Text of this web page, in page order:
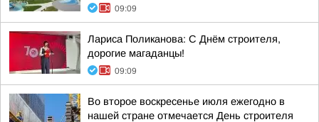
09:09
Лариса Поликанова: С Днём строителя,
дорогие магаданцы!
09:09
Во второе воскресенье июля ежегодно в
нашей стране отмечается День строителя